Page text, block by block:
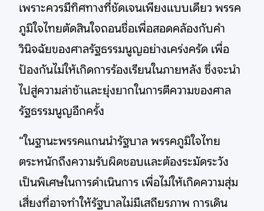
เพราะควรมีทิศทางที่ชัดเจนเพียงแบบเดียว พรรค
ภูมิใจไทยตัดสินใจถอนชื่อเพื่อสอดคล้องกับคำ
วินิจฉัยของศาลรัฐธรรมนูญอย่างเคร่งครัด เพื่อ
ป้องกันไม่ให้เกิดการร้องเรียนในภายหลัง ซึ่งจะนำ
ไปสู่ความล่าช้าและยุ่งยากในการตีความของศาล
รัฐธรรมนูญอีกครั้ง
“ในฐานะพรรคแกนนำรัฐบาล พรรคภูมิใจไทย
ตระหนักถึงความรับผิดชอบและต้องระมัดระวัง
เป็นพิเศษในการดำเนินการ เพื่อไม่ให้เกิดความสุ่ม
เสี่ยงที่อาจทำให้รัฐบาลไม่มีเสถียรภาพ การเดิน